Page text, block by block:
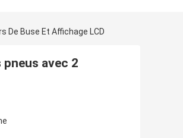
De Buse Et Affichage LCD
avec 2